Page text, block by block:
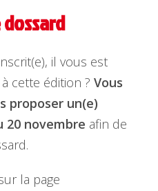
il vous est
cette édition ?Vous
proposer un(e)
20 novembre afin de
la page